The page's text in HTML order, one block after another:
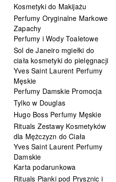
Kosmetyki do Makijażu
Perfumy Oryginalne Markowe
Zapachy
Perfumy i Wody Toaletowe
Sol de Janeiro mgiełki do
ciała kosmetyki do pielęgnacji
Yves Saint Laurent Perfumy
Męskie
Perfumy Damskie Promocja
Tylko w Douglas
Hugo Boss Perfumy Męskie
Rituals Zestawy Kosmetyków
dla Mężczyzn do Ciała
Yves Saint Laurent Perfumy
Damskie
Karta podarunkowa
Rituals Pianki pod Prysznic i